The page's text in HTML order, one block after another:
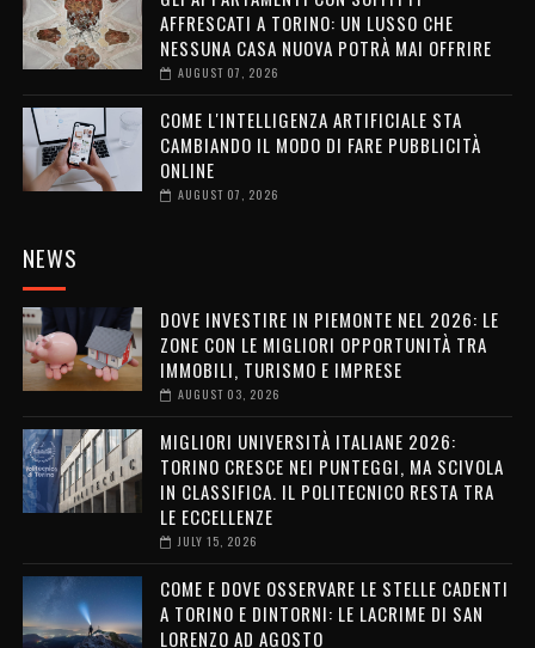
AFFRESCATI A TORINO: UN LUSSO CHE
NESSUNA CASA NUOVA POTRÀ MAI OFFRIRE
AUGUST 07, 2026
COME L'INTELLIGENZA ARTIFICIALE STA
CAMBIANDO IL MODO DI FARE PUBBLICITÀ
ONLINE
AUGUST 07, 2026
NEWS
DOVE INVESTIRE IN PIEMONTE NEL 2026: LE
ZONE CON LE MIGLIORI OPPORTUNITÀ TRA
IMMOBILI, TURISMO E IMPRESE
AUGUST 03, 2026
MIGLIORI UNIVERSITÀ ITALIANE 2026:
TORINO CRESCE NEI PUNTEGGI, MA SCIVOLA
IN CLASSIFICA. IL POLITECNICO RESTA TRA
LE ECCELLENZE
JULY 15, 2026
COME E DOVE OSSERVARE LE STELLE CADENTI
A TORINO E DINTORNI: LE LACRIME DI SAN
LORENZO AD AGOSTO